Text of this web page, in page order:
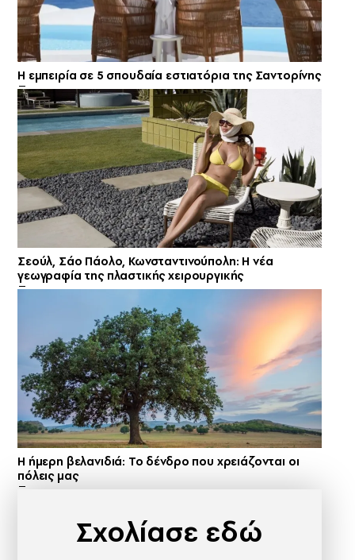
Η εμπειρία σε 5 σπουδαία εστιατόρια της Σαντορίνης
Σεούλ, Σάο Πάολο, Κωνσταντινούπολη: Η νέα
γεωγραφία της πλαστικής χειρουργικής
Η ήμερη βελανιδιά: Το δένδρο που χρειάζονται οι
πόλεις μας
Σχολίασε εδώ